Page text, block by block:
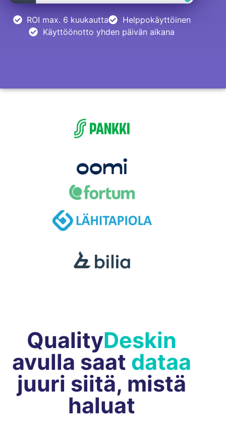
ROI max. 6 kuukautta
Helppokäyttöinen
Käyttöönotto yhden päivän aikana
QualityDeskin
avulla saat dataa
juuri siitä, mistä
haluat